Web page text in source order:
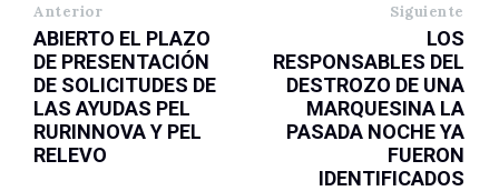
Anterior
ABIERTO EL PLAZO
DE PRESENTACIÓN
DE SOLICITUDES DE
LAS AYUDAS PEL
RURINNOVA Y PEL
RELEVO
Siguiente
LOS
RESPONSABLES DEL
DESTROZO DE UNA
MARQUESINA LA
PASADA NOCHE YA
FUERON
IDENTIFICADOS